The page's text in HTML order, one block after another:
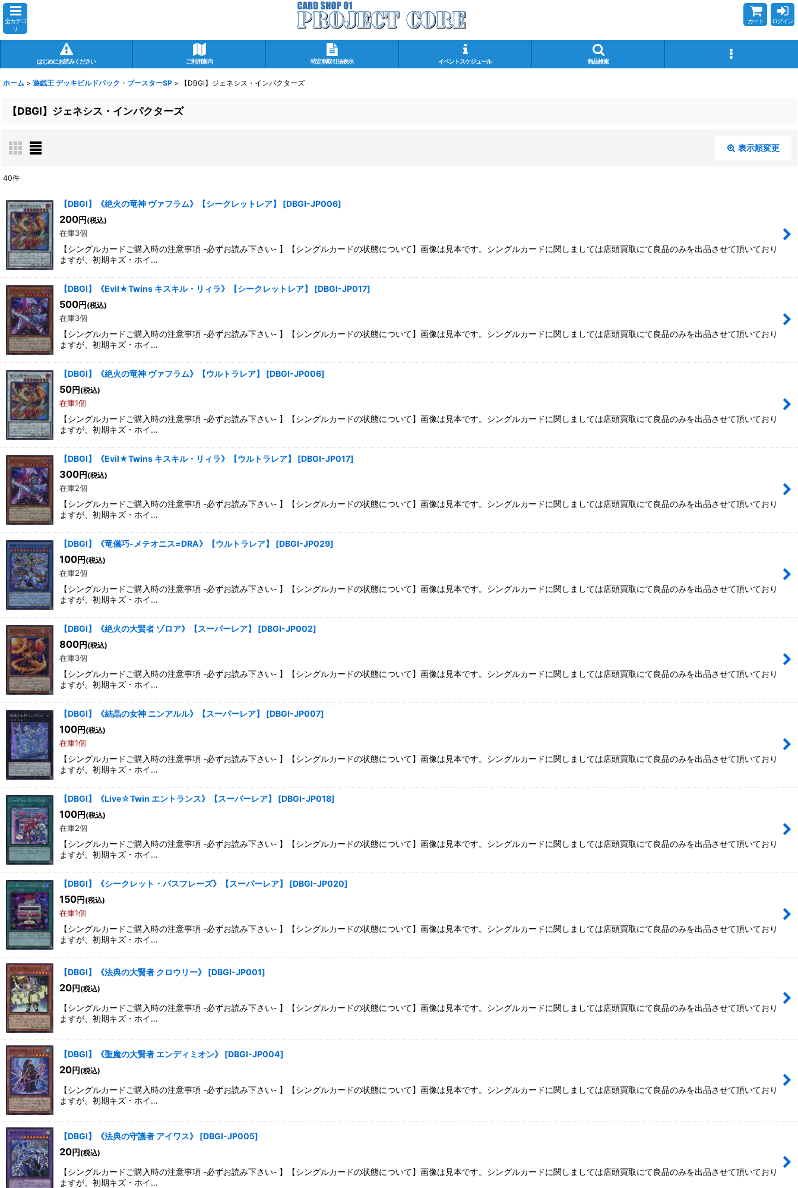
全カテゴ
リ
カート ログイン
はじめにお読みください ご利用案内 特定商取引法表示 イベントスケジュール 商品検索
ホーム > 遊戯王 デッキビルドパック・ブースターSP > 【DBGI】ジェネシス・インパクターズ
【DBGI】ジェネシス・インパクターズ
表示順変更
在庫あり
並び順:
絞り込む
40件
【DBGI】《絶火の竜神 ヴァフラム》【シークレットレア】 [DBGI-JP006]
200円 (税込)
在庫3個
【シングルカードご購入時の注意事項 -必ずお読み下さい- 】【シングルカードの状態について】画像は見本です。シングルカードに関しましては店頭買取にて良品のみを出品させて頂いており
ますが、初期キズ・ホイ…
【DBGI】《Evil★Twins キスキル・リィラ》【シークレットレア】 [DBGI-JP017]
500円 (税込)
在庫3個
【シングルカードご購入時の注意事項 -必ずお読み下さい- 】【シングルカードの状態について】画像は見本です。シングルカードに関しましては店頭買取にて良品のみを出品させて頂いており
ますが、初期キズ・ホイ…
【DBGI】《絶火の竜神 ヴァフラム》【ウルトラレア】 [DBGI-JP006]
50円 (税込)
在庫1個
【シングルカードご購入時の注意事項 -必ずお読み下さい- 】【シングルカードの状態について】画像は見本です。シングルカードに関しましては店頭買取にて良品のみを出品させて頂いており
ますが、初期キズ・ホイ…
【DBGI】《Evil★Twins キスキル・リィラ》【ウルトラレア】 [DBGI-JP017]
300円 (税込)
在庫2個
【シングルカードご購入時の注意事項 -必ずお読み下さい- 】【シングルカードの状態について】画像は見本です。シングルカードに関しましては店頭買取にて良品のみを出品させて頂いており
ますが、初期キズ・ホイ…
【DBGI】《竜儀巧-メテオニス=DRA》【ウルトラレア】 [DBGI-JP029]
100円 (税込)
在庫2個
【シングルカードご購入時の注意事項 -必ずお読み下さい- 】【シングルカードの状態について】画像は見本です。シングルカードに関しましては店頭買取にて良品のみを出品させて頂いており
ますが、初期キズ・ホイ…
【DBGI】《絶火の大賢者 ゾロア》【スーパーレア】 [DBGI-JP002]
800円 (税込)
在庫3個
【シングルカードご購入時の注意事項 -必ずお読み下さい- 】【シングルカードの状態について】画像は見本です。シングルカードに関しましては店頭買取にて良品のみを出品させて頂いており
ますが、初期キズ・ホイ…
【DBGI】《結晶の女神 ニンアルル》【スーパーレア】 [DBGI-JP007]
100円 (税込)
在庫1個
【シングルカードご購入時の注意事項 -必ずお読み下さい- 】【シングルカードの状態について】画像は見本です。シングルカードに関しましては店頭買取にて良品のみを出品させて頂いており
ますが、初期キズ・ホイ…
【DBGI】《Live☆Twin エントランス》【スーパーレア】 [DBGI-JP018]
100円 (税込)
在庫2個
【シングルカードご購入時の注意事項 -必ずお読み下さい- 】【シングルカードの状態について】画像は見本です。シングルカードに関しましては店頭買取にて良品のみを出品させて頂いており
ますが、初期キズ・ホイ…
【DBGI】《シークレット・パスフレーズ》【スーパーレア】 [DBGI-JP020]
150円 (税込)
在庫1個
【シングルカードご購入時の注意事項 -必ずお読み下さい- 】【シングルカードの状態について】画像は見本です。シングルカードに関しましては店頭買取にて良品のみを出品させて頂いており
ますが、初期キズ・ホイ…
【DBGI】《法典の大賢者 クロウリー》 [DBGI-JP001]
20円(税込)
【シングルカードご購入時の注意事項 -必ずお読み下さい- 】【シングルカードの状態について】画像は見本です。シングルカードに関しましては店頭買取にて良品のみを出品させて頂いており
ますが、初期キズ・ホイ…
【DBGI】《聖魔の大賢者 エンディミオン》 [DBGI-JP004]
20円(税込)
【シングルカードご購入時の注意事項 -必ずお読み下さい- 】【シングルカードの状態について】画像は見本です。シングルカードに関しましては店頭買取にて良品のみを出品させて頂いており
ますが、初期キズ・ホイ…
【DBGI】《法典の守護者 アイワス》 [DBGI-JP005]
20円(税込)
【シングルカードご購入時の注意事項 -必ずお読み下さい- 】【シングルカードの状態について】画像は見本です。シングルカードに関しましては店頭買取にて良品のみを出品させて頂いており
ますが、初期キズ・ホイ…